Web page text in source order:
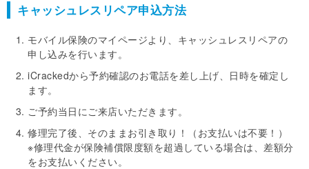
キャッシュレスリペア申込方法
モバイル保険のマイページより、キャッシュレスリペアの
申し込みを行います。
iCrackedから予約確認のお電話を差し上げ、日時を確定し
ます。
ご予約当日にご来店いただきます。
修理完了後、そのままお引き取り！（お支払いは不要！）
※修理代金が保険補償限度額を超過している場合は、差額分
をお支払いください。